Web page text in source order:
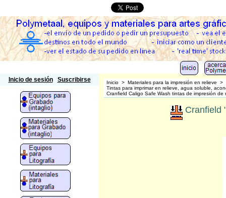
Inicio de sesión Suscribirse Inicio > Materiales para la impresión en relieve >
Tintas para imprimar en relieve, agua soluble,
Cranfield Caligo Safe Wash tintas de impresión de
Cranfield